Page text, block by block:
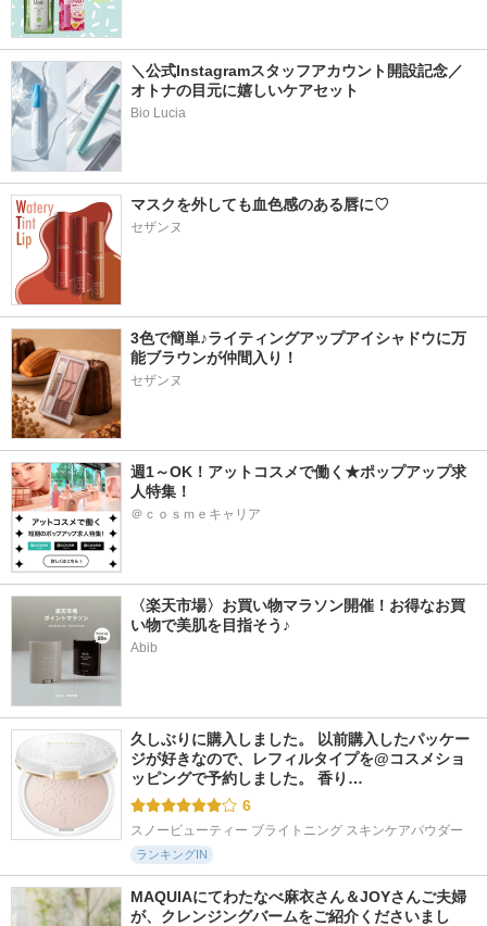
＼公式Instagramスタッフアカウント開設記念／
オトナの目元に嬉しいケアセット
Bio Lucia
マスクを外しても血色感のある唇に♡
セザンヌ
3色で簡単♪ライティングアップアイシャドウに万
能ブラウンが仲間入り！
セザンヌ
週1～OK！アットコスメで働く★ポップアップ求
人特集！
＠ｃｏｓｍｅキャリア
〈楽天市場〉お買い物マラソン開催！お得なお買
い物で美肌を目指そう♪
Abib
久しぶりに購入しました。 以前購入したパッケー
ジが好きなので、レフィルタイプを@コスメショ
ッピングで予約しました。 香り…
6
スノービューティー ブライトニング スキンケアパウダー
ランキングIN
MAQUIAにてわたなべ麻衣さん＆JOYさんご夫婦
が、クレンジングバームをご紹介くださいまし